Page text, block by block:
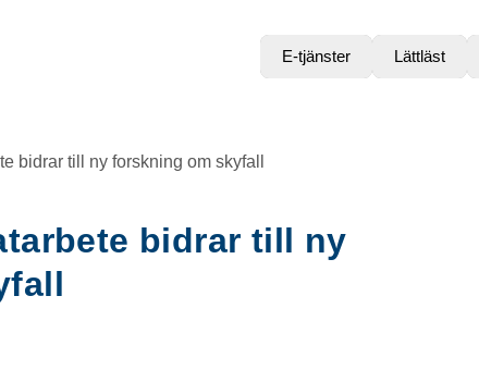
E-tjänster
Lättläst
bidrar till ny forskning om skyfall
bidrar till ny